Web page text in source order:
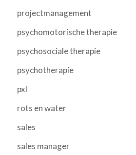
projectmanagement
psychomotorische therapie
psychosociale therapie
psychotherapie
pxl
rots en water
sales
sales manager